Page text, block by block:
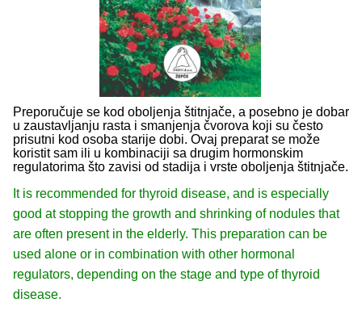
Preporučuje se kod oboljenja štitnjače, a posebno je dobar
u zaustavljanju rasta i smanjenja čvorova koji su često
prisutni kod osoba starije dobi. Ovaj preparat se može
koristit sam ili u kombinaciji sa drugim hormonskim
regulatorima što zavisi od stadija i vrste oboljenja štitnjače.
It is recommended for thyroid disease, and is especially
good at stopping the growth and shrinking of nodules that
are often present in the elderly. This preparation can be
used alone or in combination with other hormonal
regulators, depending on the stage and type of thyroid
disease.